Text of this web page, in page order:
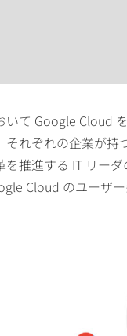
いて Google Cloud
それぞれの企業が持
を推進する IT リー
Cloud のユーザー